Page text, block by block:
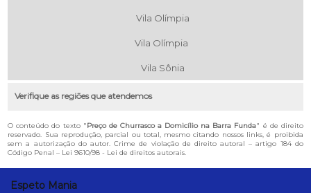
Vila Olímpia
Vila Olímpia
Vila Sônia
Verifique as regiões que atendemos
O conteúdo do texto "Preço de Churrasco a Domicílio na Barra Funda" é de direito
reservado. Sua reprodução, parcial ou total, mesmo citando nossos links, é proibida
sem a autorização do autor. Crime de violação de direito autoral – artigo 184 do
Código Penal – Lei 9610/98 - Lei de direitos autorais.
Espeto Mania